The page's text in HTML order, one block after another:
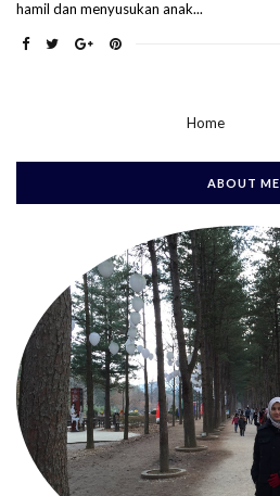
hamil dan menyusukan anak...
Home
ABOUT ME